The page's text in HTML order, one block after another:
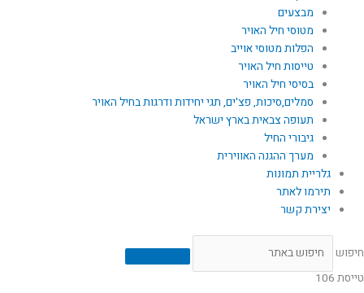
מבצעים
מטוסי חיל האויר
הפלות מטוסי אוייב
טייסות חיל האויר
בסיסי חיל האויר
סמלים,סיכות, פצ'ים, תגי יחידות ודרגות בחיל האויר
תעופה צבאית בארץ ישראל
גיבורי החיל
מערך ההגנה האווירית
גלריית תמונות
תירמו לאתר
יצירת קשר
חיפוש
טייסת 106